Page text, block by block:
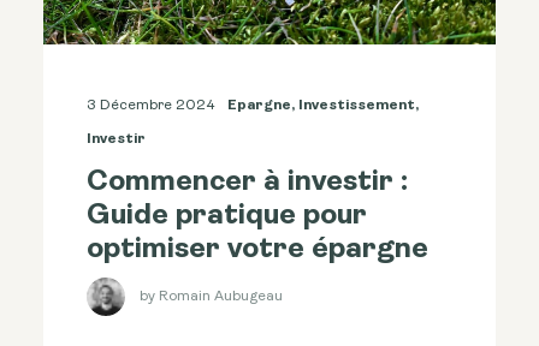
3 Décembre 2024 Epargne, Investissement,
Investir
Commencer à investir :
Guide pratique pour
optimiser votre épargne
by Romain Aubugeau